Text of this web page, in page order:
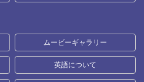
ムービーギャラリー
英語について